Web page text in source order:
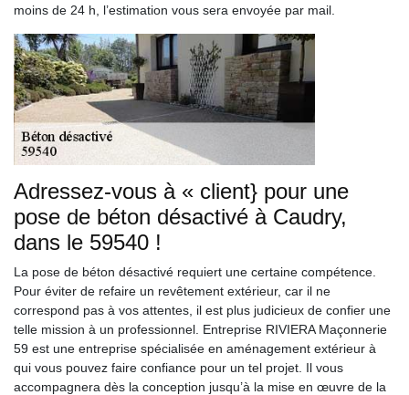
moins de 24 h, l’estimation vous sera envoyée par mail.
Adressez-vous à « client} pour une
pose de béton désactivé à Caudry,
dans le 59540 !
La pose de béton désactivé requiert une certaine compétence.
Pour éviter de refaire un revêtement extérieur, car il ne
correspond pas à vos attentes, il est plus judicieux de confier une
telle mission à un professionnel. Entreprise RIVIERA Maçonnerie
59 est une entreprise spécialisée en aménagement extérieur à
qui vous pouvez faire confiance pour un tel projet. Il vous
accompagnera dès la conception jusqu’à la mise en œuvre de la